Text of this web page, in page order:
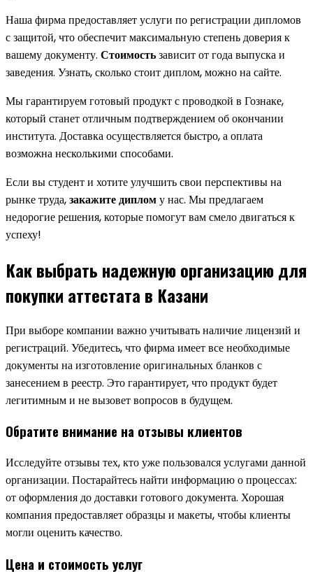
Наша фирма предоставляет услуги по регистрации дипломов
с защитой, что обеспечит максимальную степень доверия к
вашему документу. Стоимостьзависит от года выпуска и
заведения. Узнать, сколько стоит диплом, можно на сайте.
Мы гарантируем готовый продукт с проводкой в Гознаке,
который станет отличным подтверждением об окончании
института. Доставка осуществляется быстро, а оплата
возможна несколькими способами.
Если вы студент и хотите улучшить свои перспективы на
рынке труда,закажите диплому нас. Мы предлагаем
недорогие решения, которые помогут вам смело двигаться к
успеху!
Как выбрать надежную организацию для
покупки аттестата в Казани
При выборе компании важно учитывать наличие лицензий и
регистраций. Убедитесь, что фирма имеет все необходимые
документы на изготовление оригинальных бланков с
занесением в реестр. Это гарантирует, что продукт будет
легитимным и не вызовет вопросов в будущем.
Обратите внимание на отзывы клиентов
Исследуйте отзывы тех, кто уже пользовался услугами данной
организации. Постарайтесь найти информацию о процессах:
от оформления до доставки готового документа. Хорошая
компания предоставляет образцы и макеты, чтобы клиенты
могли оценить качество.
Цена и стоимость услуг